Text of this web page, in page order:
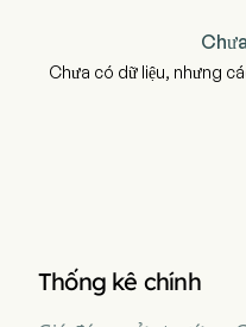
Chưa có dữ liệu, nhưng
Thống kê chính